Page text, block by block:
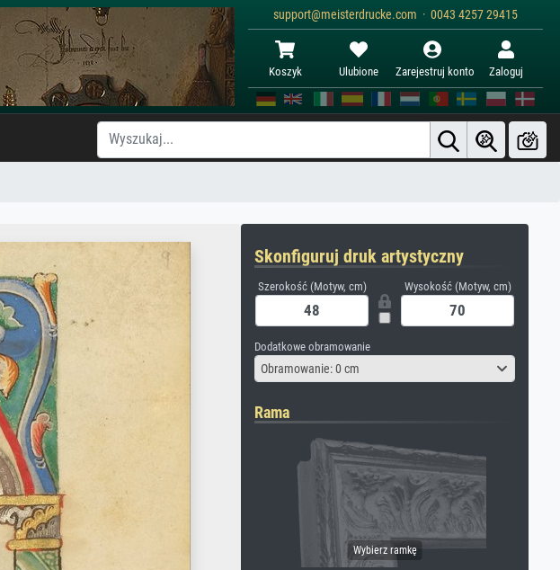
support@meisterdrucke.com · 0043 4257 29415
Koszyk Ulubione Zarejestruj konto Zaloguj
Skonfiguruj druk artystyczny
Szerokość (Motyw, cm) Wysokość (Motyw, cm)
Dodatkowe obramowanie
Obramowanie: 0 cm
Rama